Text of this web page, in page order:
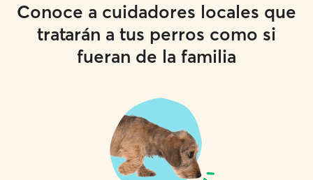
Conoce a cuidadores locales que
tratarán a tus perros como si
fueran de la familia